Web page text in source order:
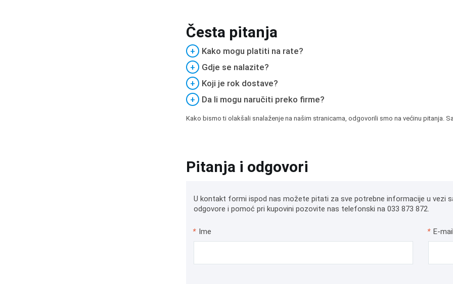
Česta pitanja
+
Kako mogu platiti na rate?
+
Gdje se nalazite?
+
Koji je rok dostave?
+
Da li mogu naručiti preko firme?
Kako bismo ti olakšali snalaženje na našim stranicama, odgovorili smo na većinu pitanja.
Pitanja i odgovori
U kontakt formi ispod nas možete pitati za sve potrebne informacije u vezi
odgovore i pomoć pri kupovini pozovite nas telefonski na 033 873 872.
* Ime * E-mail